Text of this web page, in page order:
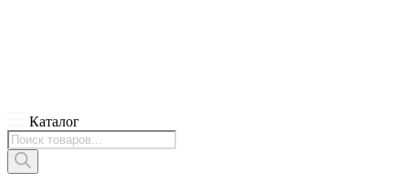
Каталог
Поиск
товаров